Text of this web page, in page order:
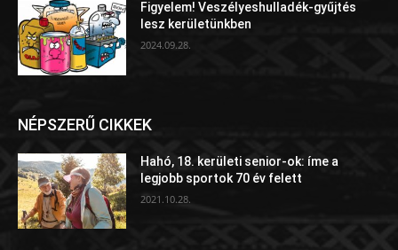
Figyelem! Veszélyeshulladék-gyűjtés
lesz kerületünkben
2024.09.28.
NÉPSZERŰ CIKKEK
Hahó, 18. kerületi senior-ok: íme a
legjobb sportok 70 év felett
2021.10.28.